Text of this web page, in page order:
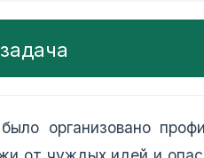
организовано